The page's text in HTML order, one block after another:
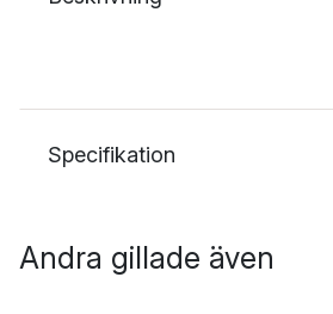
Specifikation
Andra gillade även